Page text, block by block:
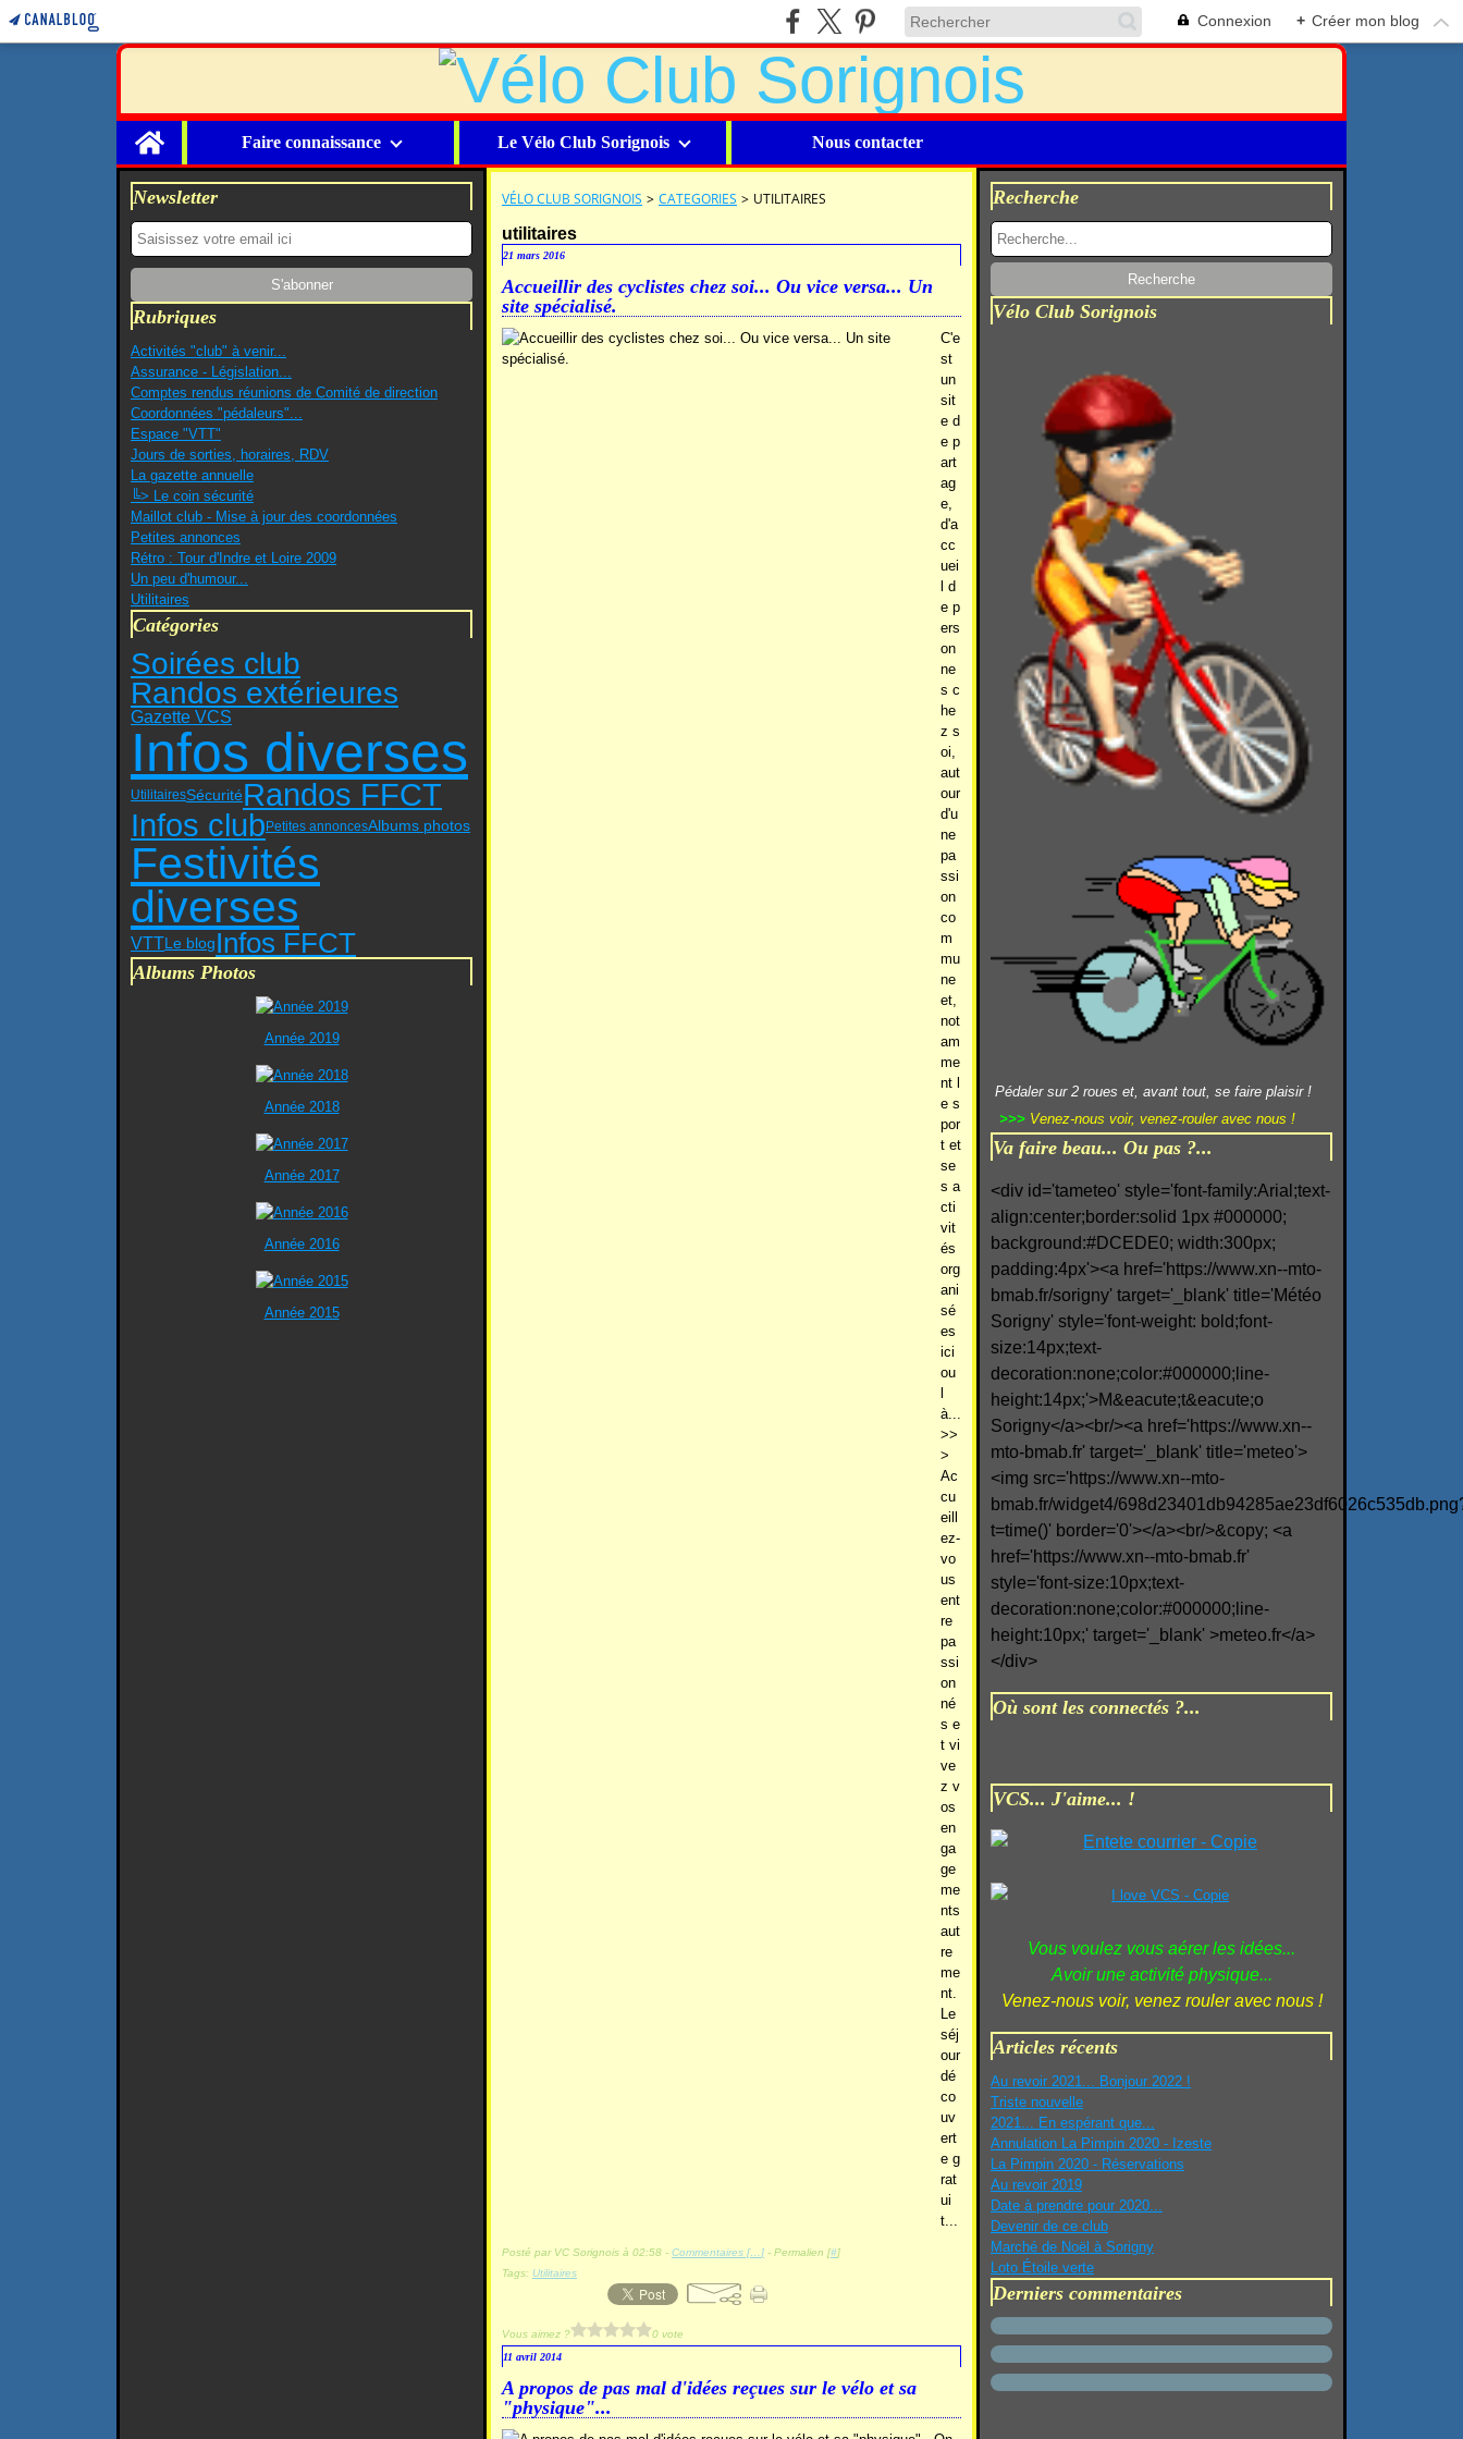
Connexion + Créer mon blog
Home
Faire connaissance Le Vélo Club Sorignois Nous contacter
Newsletter
Rubriques
Activités "club" à venir...
Assurance - Législation...
Comptes rendus réunions de Comité de direction
Coordonnées "pédaleurs"...
Espace "VTT"
Jours de sorties, horaires, RDV
La gazette annuelle
╚> Le coin sécurité
Maillot club - Mise à jour des coordonnées
Petites annonces
Rétro : Tour d'Indre et Loire 2009
Un peu d'humour...
Utilitaires
Catégories
Soirées club
Randos extérieures
Gazette VCS
Infos diverses
UtilitairesSécuritéRandos FFCT
Infos clubPetites annoncesAlbums photos
Festivités
diverses
VTTLe blog Infos FFCT
Albums Photos
Année 2019
Année 2018
Année 2017
Année 2016
Année 2015
VÉLO CLUB SORIGNOIS > CATEGORIES > UTILITAIRES
utilitaires
21 mars 2016
Accueillir des cyclistes chez soi... Ou vice versa... Un
site spécialisé.
C'e
st
un
sit
e d
e p
art
ag
e,
d'a
cc
uei
l d
e p
ers
on
ne
s c
he
z s
oi,
aut
our
d'u
ne
pa
ssi
on
co
m
mu
ne
et,
not
am
me
nt l
e s
por
t et
se
s a
cti
vit
és
org
ani
sé
es
ici
ou
à...
>>
>
Ac
cu
eill
ez-
vo
us
ent
re
pa
ssi
on
né
s e
t vi
ve
z v
os
en
ga
ge
me
nts
aut
re
me
nt.
Le
séj
our
dé
co
uv
ert
e g
rat
ui
t...
Posté par VC Sorignois à 02:58 - Commentaires [… ] - Permalien [#]
Tags: Utilitaires
Vous aimez ?
0 vote
11 avril 2014
A propos de pas mal d'idées reçues sur le vélo et sa
"physique"...
Recherche
Vélo Club Sorignois
Pédaler sur 2 roues et, avant tout, se faire plaisir !
>>> Venez-nous voir, venez-rouler avec nous !
Va faire beau... Ou pas ?...
<div id='tameteo' style='font-family:Arial;text-
align:center;border:solid 1px #000000;
background:#DCEDE0; width:300px;
padding:4px'><a href='https://www.xn--mto-
bmab.fr/sorigny' target='_blank' title='Météo
Sorigny' style='font-weight: bold;font-
size:14px;text-
decoration:none;color:#000000;line-
height:14px;'>M&eacute;t&eacute;o
Sorigny</a><br/><a href='https://www.xn--
mto-bmab.fr' target='_blank' title='meteo'>
<img src='https://www.xn--mto-
bmab.fr/widget4/
t=time()' border='0'></a><br/>&copy; <a
href='https://www.xn--mto-bmab.fr'
style='font-size:10px;text-
decoration:none;color:#000000;line-
height:10px;' target='_blank' >meteo.fr</a>
</div>
Où sont les connectés ?...
VCS... J'aime... !
Vous voulez vous aérer les idées...
Avoir une activité physique...
Venez-nous voir, venez rouler avec nous !
Articles récents
Au revoir 2021... Bonjour 2022 !
Triste nouvelle
2021... En espérant que...
Annulation La Pimpin 2020 - Izeste
La Pimpin 2020 - Réservations
Au revoir 2019
Date à prendre pour 2020...
Devenir de ce club
Marché de Noël à Sorigny
Loto Étoile verte
Derniers commentaires